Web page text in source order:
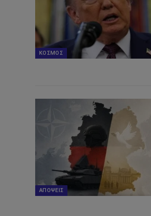
ΚΌΣΜΟΣ
ΑΠΌΨΕΙΣ